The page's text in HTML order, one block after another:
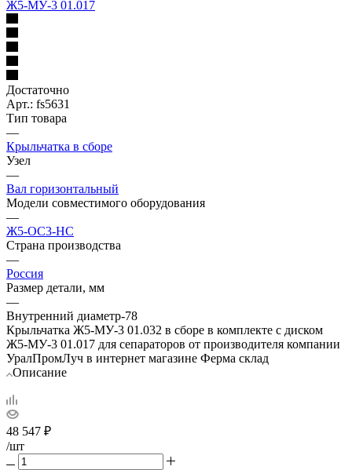
Ж5-МУ-3 01.017
Достаточно
Арт.: fs5631
Тип товара
—
Крыльчатка в сборе
Узел
—
Вал горизонтальный
Модели совместимого оборудования
—
Ж5-ОС3-НС
Страна производства
—
Россия
Размер детали, мм
—
Внутренний диаметр-78
Крыльчатка Ж5-МУ-3 01.032 в сборе в комплекте с диском
Ж5-МУ-3 01.017 для сепараторов от производителя компании
УралПромЛуч в интернет магазине Ферма склад
Описание
48 547 ₽
/шт